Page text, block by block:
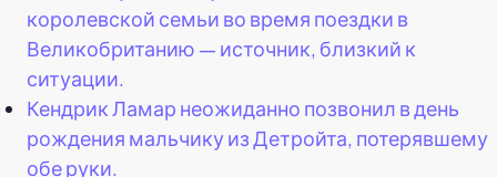
королевской семьи во время поездки в
Великобританию — источник, близкий к
ситуации.
Кендрик Ламар неожиданно позвонил в день
рождения мальчику из Детройта, потерявшему
обе руки.